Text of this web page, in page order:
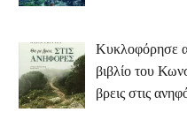
Κυκλοφόρησε
βιβλίο του
βρεις στις